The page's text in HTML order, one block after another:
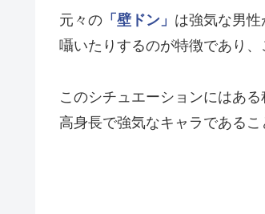
元々の 「壁ドン」 は強気な男
囁いたりするのが特徴であり
このシチュエーションにはある
高身長で強気なキャラであるこ